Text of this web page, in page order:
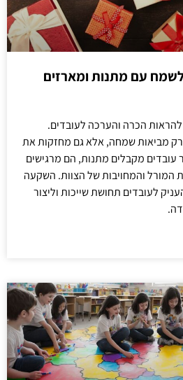
לשמח עם מתנות ומארזים
הכרה והערכה לעובדים.
רק מביאות שמחה, אלא גם מחזקות את
עובדים מקבלים מתנות, הם מרגישים
המורל והמחויבות של הצוות. השקעה
לעובדים תחושת שייכות וליצור